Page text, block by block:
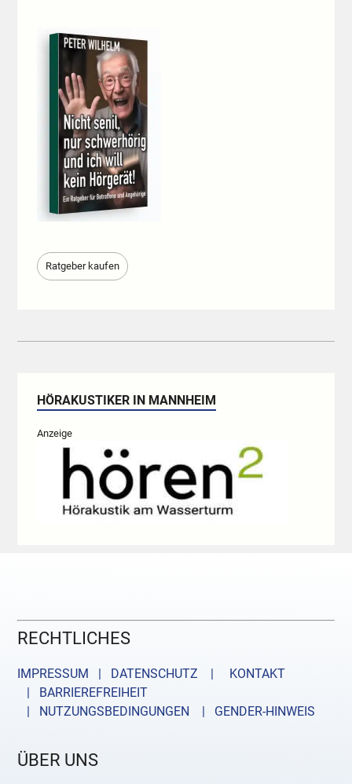
Ratgeber kaufen
HÖRAKUSTIKER IN MANNHEIM
Anzeige
RECHTLICHES
IMPRESSUM | DATENSCHUTZ |
KONTAKT
| BARRIEREFREIHEIT
| NUTZUNGSBEDINGUNGEN
| GENDER-HINWEIS
ÜBER UNS